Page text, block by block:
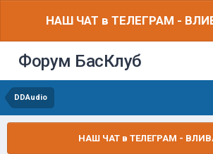
НАШ ЧАТ в ТЕЛЕГРАМ -
Форум БасКлуб
DDAudio
НАШ ЧАТ в ТЕЛЕГРАМ -